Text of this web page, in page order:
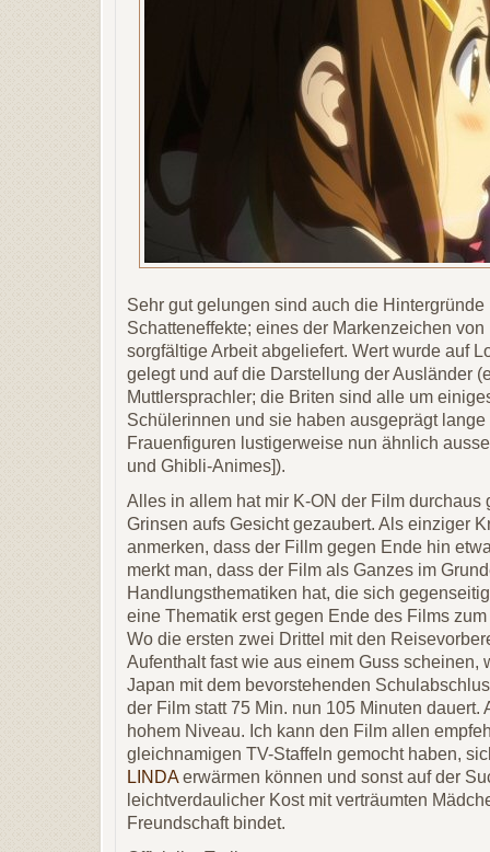
Sehr gut gelungen sind auch die
Schatteneffekte; eines der Markenzeichen
sorgfältige Arbeit abgeliefert. Wert wurde auf
gelegt und auf die Darstellung der Ausländer
Muttlersprachler; die Briten sind alle um
Schülerinnen und sie haben ausgeprägt
Frauenfiguren lustigerweise nun ähnlich
und Ghibli-Animes]).
Alles in allem hat mir K-ON der Film durchaus
Grinsen aufs Gesicht gezaubert. Als einziger
anmerken, dass der Fillm gegen Ende hin
merkt man, dass der Film als Ganzes im
Handlungsthematiken hat, die sich
eine Thematik erst gegen Ende des Films
Wo die ersten zwei Drittel mit den
Aufenthalt fast wie aus einem Guss scheinen,
Japan mit dem bevorstehenden
der Film statt 75 Min. nun 105 Minuten dauert.
hohem Niveau. Ich kann den Film allen
gleichnamigen TV-Staffeln gemocht haben,
LINDAerwärmen können und sonst auf der
leichtverdaulicher Kost mit verträumten
Freundschaft bindet.